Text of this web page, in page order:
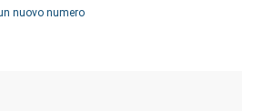
nuovo numero